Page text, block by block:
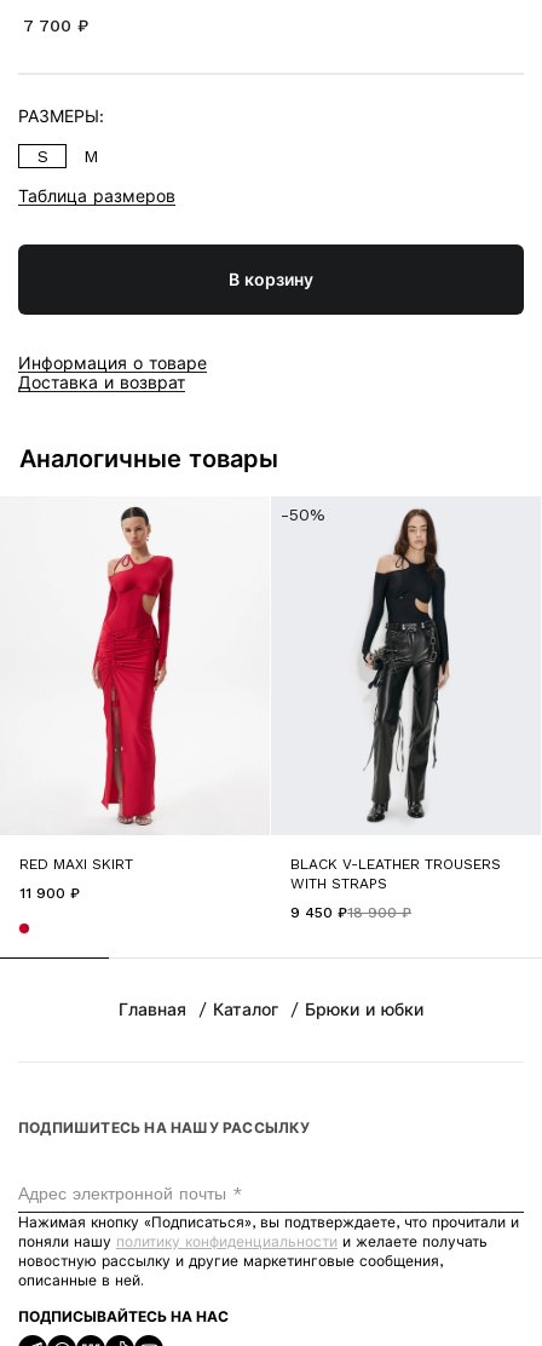
7 700 ₽
В корзину
Информация о товаре
Доставка и возврат
РАЗМЕРЫ:
S M
Таблица размеров
Аналогичные товары
RED MAXI SKIRT
11 900 ₽
-50%
BLACK V-LEATHER TROUSERS
WITH STRAPS
18 900 ₽
9 450 ₽
Главная Каталог Брюки и юбки
ПОДПИШИТЕСЬ НА НАШУ РАССЫЛКУ
Адрес электронной почты *
Нажимая кнопку «Подписаться», вы подтверждаете, что прочитали и
поняли нашу политику конфиденциальности и желаете получать
новостную рассылку и другие маркетинговые сообщения,
описанные в ней.
ПОДПИСЫВАЙТЕСЬ НА НАС